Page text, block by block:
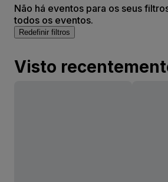
Não há eventos para os seus
todos os eventos.
Redefinir filtros
Visto